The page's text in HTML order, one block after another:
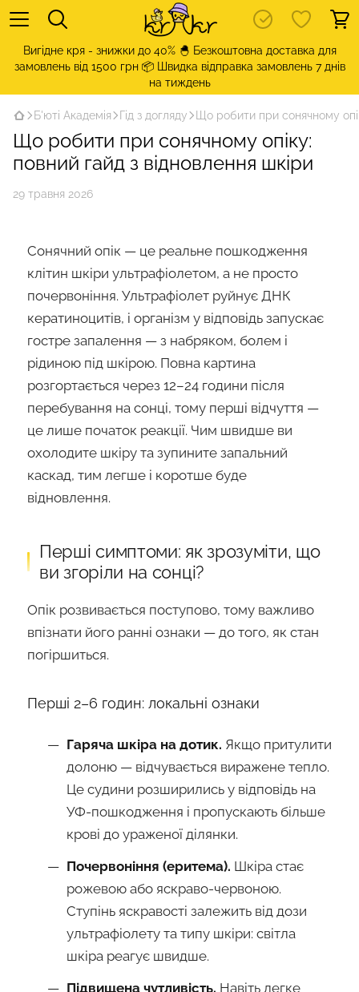
Вигідне кря - знижки до 40% 🐣 Безкоштовна доставка для
замовлень від 1500 грн 📦 Швидка відправка замовлень 7 днів
на тиждень
Б'юті Академія Гід з догляду Що робити при сонячному
Що робити при сонячному опіку:
повний гайд з відновлення шкіри
29 травня 2026
Сонячний опік — це реальне пошкодження
клітин шкіри ультрафіолетом, а не просто
почервоніння. Ультрафіолет руйнує ДНК
кератиноцитів, і організм у відповідь запускає
гостре запалення — з набряком, болем і
рідиною під шкірою. Повна картина
розгортається через 12–24 години після
перебування на сонці, тому перші відчуття —
це лише початок реакції. Чим швидше ви
охолодите шкіру та зупините запальний
каскад, тим легше і коротше буде
відновлення.
Перші симптоми: як зрозуміти, що
ви згоріли на сонці?
Опік розвивається поступово, тому важливо
впізнати його ранні ознаки — до того, як стан
погіршиться.
Перші 2–6 годин: локальні ознаки
Гаряча шкіра на дотик. Якщо притулити
долоню — відчувається виражене тепло.
Це судини розширились у відповідь на
УФ-пошкодження і пропускають більше
крові до ураженої ділянки.
Почервоніння (еритема). Шкіра стає
рожевою або яскраво-червоною.
Ступінь яскравості залежить від дози
ультрафіолету та типу шкіри: світла
шкіра реагує швидше.
Підвищена чутливість. Навіть легке